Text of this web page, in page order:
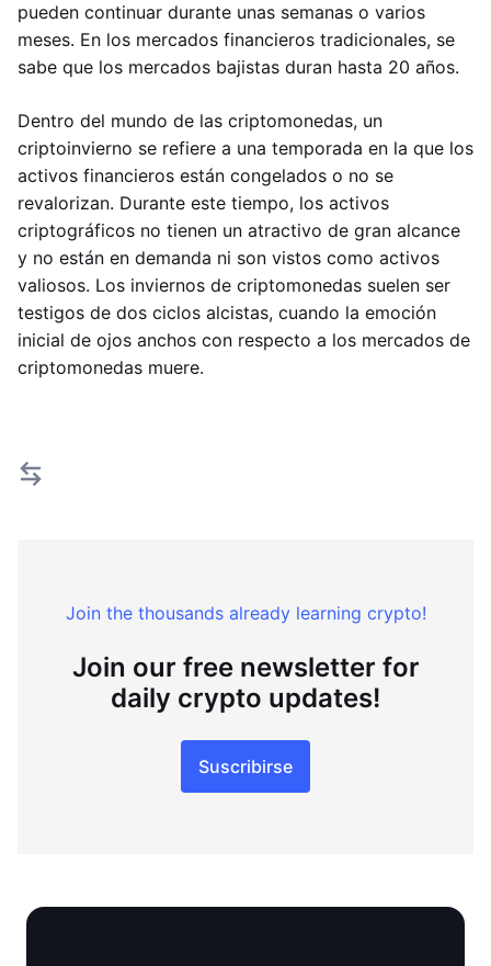
pueden continuar durante unas semanas o varios
meses. En los mercados financieros tradicionales, se
sabe que los mercados bajistas duran hasta 20 años.
Dentro del mundo de las criptomonedas, un
criptoinvierno se refiere a una temporada en la que los
activos financieros están congelados o no se
revalorizan. Durante este tiempo, los activos
criptográficos no tienen un atractivo de gran alcance
y no están en demanda ni son vistos como activos
valiosos. Los inviernos de criptomonedas suelen ser
testigos de dos ciclos alcistas, cuando la emoción
inicial de ojos anchos con respecto a los mercados de
criptomonedas muere.
Join the thousands already learning crypto!
Join our free newsletter for
daily crypto updates!
Suscribirse